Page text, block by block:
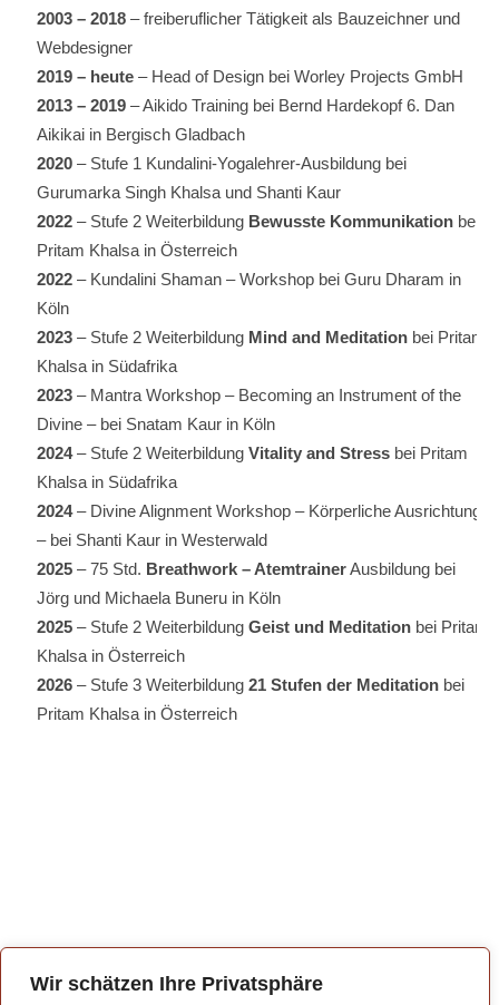
Wir schätzen Ihre Privatsphäre
2003 – 2018 – freiberuflicher Tätigkeit als Bauzeichner und
Webdesigner
2019 – heute – Head of Design bei Worley Projects GmbH
2013 – 2019 – Aikido Training bei Bernd Hardekopf 6. Dan
Aikikai in Bergisch Gladbach
2020 – Stufe 1 Kundalini-Yogalehrer-Ausbildung bei
Gurumarka Singh Khalsa und Shanti Kaur
2022 – Stufe 2 Weiterbildung Bewusste Kommunikation bei
Pritam Khalsa in Österreich
2022 – Kundalini Shaman – Workshop bei Guru Dharam in
Köln
2023 – Stufe 2 Weiterbildung Mind and Meditation bei Pritam
Khalsa in Südafrika
2023 – Mantra Workshop – Becoming an Instrument of the
Divine – bei Snatam Kaur in Köln
2024– Stufe 2 Weiterbildung Vitality and Stress bei Pritam
Khalsa in Südafrika
2024– Divine Alignment Workshop – Körperliche Ausrichtung
– bei Shanti Kaur in Westerwald
2025 – 75 Std. Breathwork – AtemtrainerAusbildung bei
Jörg und Michaela Buneru in Köln
2025 – Stufe 2 Weiterbildung Geist und Meditation bei Pritam
Khalsa in Österreich
2026 – Stufe 3 Weiterbildung 21 Stufen der Meditation bei
Pritam Khalsa in Österreich